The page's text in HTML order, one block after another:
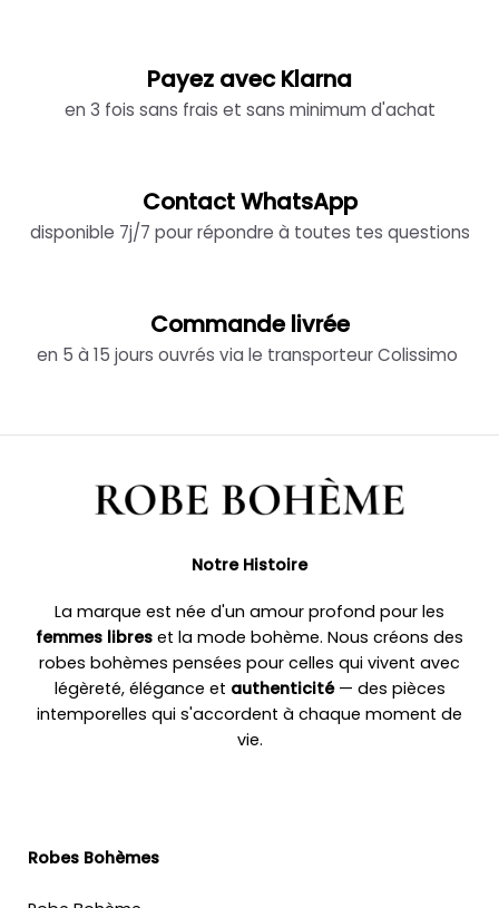
Payez avec Klarna
en 3 fois sans frais et sans minimum d'achat
Contact WhatsApp
disponible 7j/7 pour répondre à toutes tes questions
Commande livrée
en 5 à 15 jours ouvrés via le transporteur Colissimo
Notre Histoire
La marque est née d'un amour profond pour les
femmes libres et la mode bohème. Nous créons des
robes bohèmes pensées pour celles qui vivent avec
légèreté, élégance et authenticité— des pièces
intemporelles qui s'accordent à chaque moment de
vie.
Robes Bohèmes